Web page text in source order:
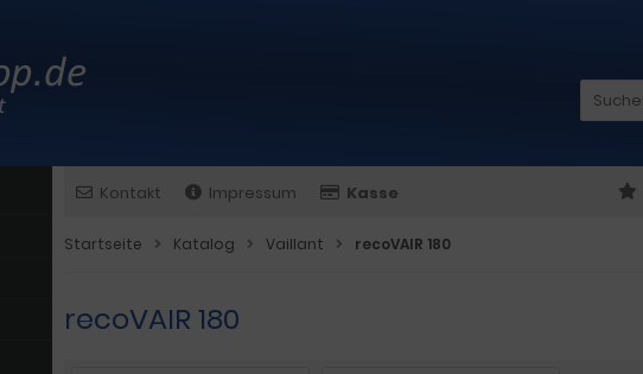
Kontakt Impressum Kasse
Startseite Katalog Vaillant recoVAIR 180
recoVAIR 180